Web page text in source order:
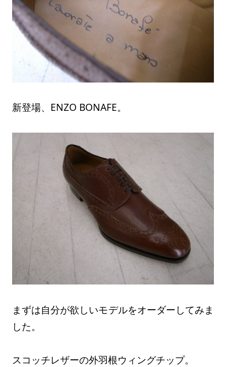
新登場、ENZO BONAFE。
まずは自分が欲しいモデルをオーダーしてみま
した。
スコッチレザーの外羽根ウィングチップ。